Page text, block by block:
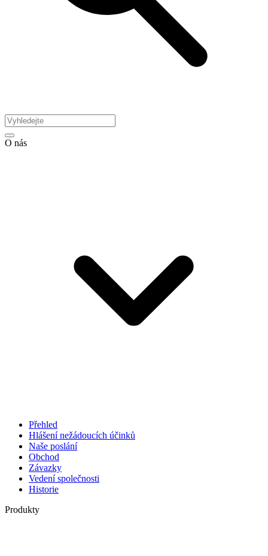
O nás
Přehled
Hlášení nežádoucích účinků
Naše poslání
Obchod
Závazky
Vedení společnosti
Historie
Produkty